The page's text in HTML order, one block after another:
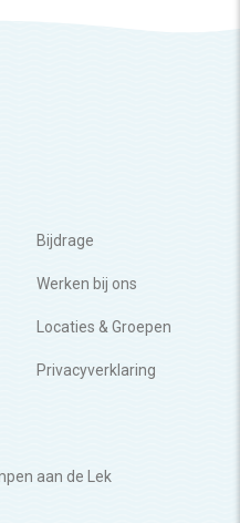
Bijdrage
Werken bij ons
Locaties & Groepen
Privacyverklaring
aan de Lek